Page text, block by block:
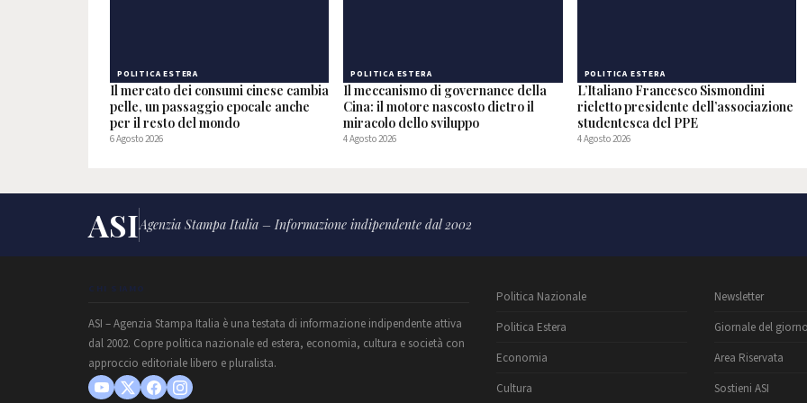
POLITICA ESTERA
Il mercato dei consumi cinese cambia
pelle, un passaggio epocale anche
per il resto del mondo
6 Agosto 2026
POLITICA ESTERA
Il meccanismo di governance della
Cina: il motore nascosto dietro il
miracolo dello sviluppo
4 Agosto 2026
POLITICA ESTERA
L’Italiano Francesco Sismondini
rieletto presidente dell’associazione
studentesca del PPE
4 Agosto 2026
ASIAgenzia Stampa Italia – Informazione indipendente dal 2002
CHI SIAMO
ASI – Agenzia Stampa Italia è una testata di informazione indipendente attiva
dal 2002. Copre politica nazionale ed estera, economia, cultura e società con
approccio editoriale libero e pluralista.
Politica Nazionale
Politica Estera
Economia
Cultura
Newsletter
Giornale del giorno
Area Riservata
Sostieni ASI